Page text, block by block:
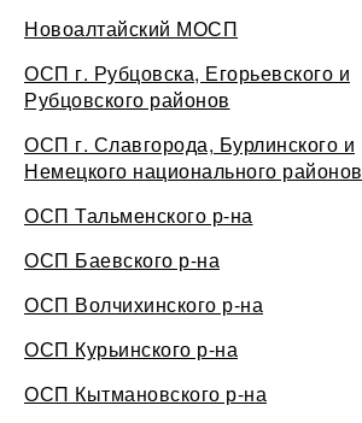
Новоалтайский МОСП
ОСП г. Рубцовска, Егорьевского и
Рубцовского районов
ОСП г. Славгорода, Бурлинского и
Немецкого национального районов
ОСП Тальменского р-на
ОСП Баевского р-на
ОСП Волчихинского р-на
ОСП Курьинского р-на
ОСП Кытмановского р-на